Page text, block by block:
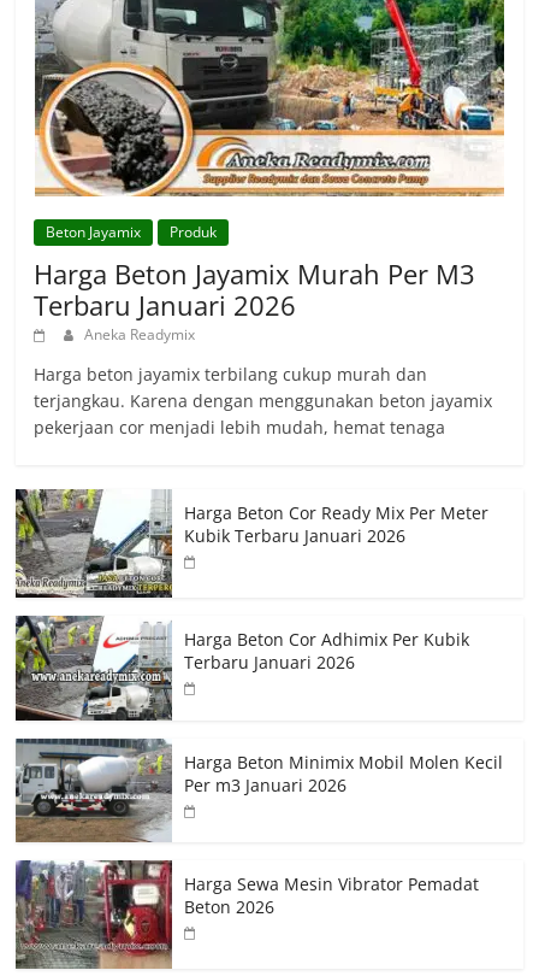
Beton Jayamix Produk
Harga Beton Jayamix Murah Per M3
Terbaru Januari 2026
Aneka Readymix
Harga beton jayamix terbilang cukup murah dan
terjangkau. Karena dengan menggunakan beton jayamix
pekerjaan cor menjadi lebih mudah, hemat tenaga
Harga Beton Cor Ready Mix Per Meter
Kubik Terbaru Januari 2026
Harga Beton Cor Adhimix Per Kubik
Terbaru Januari 2026
Harga Beton Minimix Mobil Molen Kecil
Per m3 Januari 2026
Harga Sewa Mesin Vibrator Pemadat
Beton 2026